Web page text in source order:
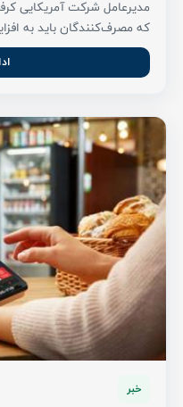
که مصرف‌کنندگان باید به
خبر